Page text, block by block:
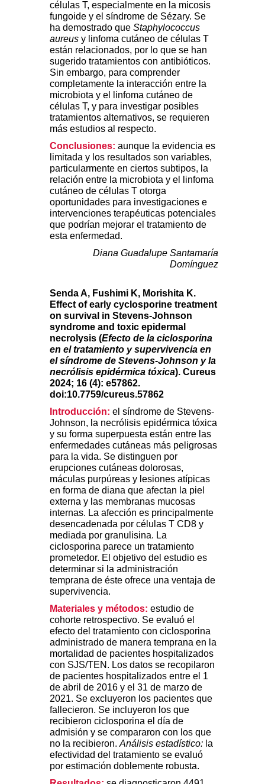
células T, especialmente en la micosis
fungoide y el síndrome de Sézary. Se
ha demostrado que Staphylococcus
aureus y linfoma cutáneo de células T
están relacionados, por lo que se han
sugerido tratamientos con antibióticos.
Sin embargo, para comprender
completamente la interacción entre la
microbiota y el linfoma cutáneo de
células T, y para investigar posibles
tratamientos alternativos, se requieren
más estudios al respecto.
Conclusiones: aunque la evidencia es
limitada y los resultados son variables,
particularmente en ciertos subtipos, la
relación entre la microbiota y el linfoma
cutáneo de células T otorga
oportunidades para investigaciones e
intervenciones terapéuticas potenciales
que podrían mejorar el tratamiento de
esta enfermedad.
Diana Guadalupe Santamaría
Domínguez
Senda A, Fushimi K, Morishita K.
Effect of early cyclosporine treatment
on survival in Stevens-Johnson
syndrome and toxic epidermal
necrolysis (Efecto de la ciclosporina
en el tratamiento y supervivencia en
el síndrome de Stevens-Johnson y la
necrólisis epidérmica tóxica). Cureus
2024; 16 (4): e57862.
doi:10.7759/cureus.57862
Introducción: el síndrome de Stevens-
Johnson, la necrólisis epidérmica tóxica
y su forma superpuesta están entre las
enfermedades cutáneas más peligrosas
para la vida. Se distinguen por
erupciones cutáneas dolorosas,
máculas purpúreas y lesiones atípicas
en forma de diana que afectan la piel
externa y las membranas mucosas
internas. La afección es principalmente
desencadenada por células T CD8 y
mediada por granulisina. La
ciclosporina parece un tratamiento
prometedor. El objetivo del estudio es
determinar si la administración
temprana de éste ofrece una ventaja de
supervivencia.
Materiales y métodos: estudio de
cohorte retrospectivo. Se evaluó el
efecto del tratamiento con ciclosporina
administrado de manera temprana en la
mortalidad de pacientes hospitalizados
con SJS/TEN. Los datos se recopilaron
de pacientes hospitalizados entre el 1
de abril de 2016 y el 31 de marzo de
2021. Se excluyeron los pacientes que
fallecieron. Se incluyeron los que
recibieron ciclosporina el día de
admisión y se compararon con los que
no la recibieron. Análisis estadístico: la
efectividad del tratamiento se evaluó
por estimación doblemente robusta.